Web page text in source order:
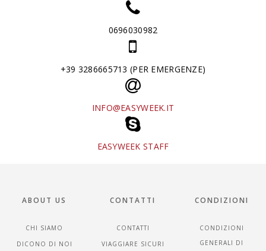
0696030982
+39 3286665713 (PER EMERGENZE)
INFO@EASYWEEK.IT
EASYWEEK STAFF
ABOUT US
CHI SIAMO
DICONO DI NOI
CONTATTI
CONTATTI
VIAGGIARE SICURI
CONDIZIONI
CONDIZIONI
GENERALI DI